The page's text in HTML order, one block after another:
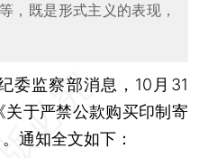
，既是形式主义的表现，
委监察部消息，10月31
关于严禁公款购买印制寄
通知全文如下：